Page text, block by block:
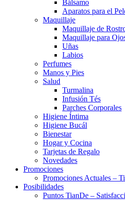
Bálsamo
Aparatos para el
Maquillaje
Maquillaje de
Maquillaje para
Uñas
Labios
Perfumes
Manos y Pies
Salud
Turmalina
Infusión Tés
Parches Corporales
Higiene Íntima
Higiene Bucál
Bienestar
Hogar y Cocina
Tarjetas de Regalo
Novedades
Promociones
Promociones Actuales –
Posibilidades
Puntos TianDe –